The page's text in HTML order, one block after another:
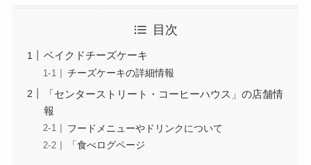
目次
ベイクドチーズケーキ
チーズケーキの詳細情報
「センターストリート・コーヒーハウス」の店舗情
報
フードメニューやドリンクについて
「食べログページ